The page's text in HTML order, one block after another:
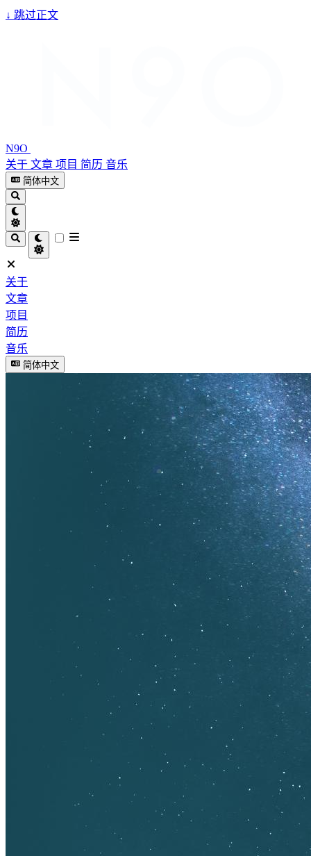
↓ 跳过正文
N9O
关于 文章 项目 简历 音乐
简体中文
关于
文章
项目
简历
音乐
简体中文